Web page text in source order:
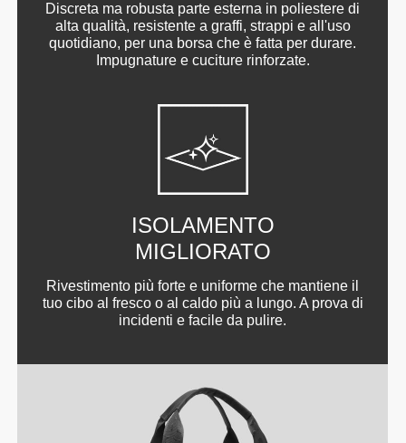
Discreta ma robusta parte esterna in poliestere di
alta qualità, resistente a graffi, strappi e all'uso
quotidiano, per una borsa che è fatta per durare.
Impugnature e cuciture rinforzate.
ISOLAMENTO
MIGLIORATO
Rivestimento più forte e uniforme che mantiene il
tuo cibo al fresco o al caldo più a lungo. A prova di
incidenti e facile da pulire.